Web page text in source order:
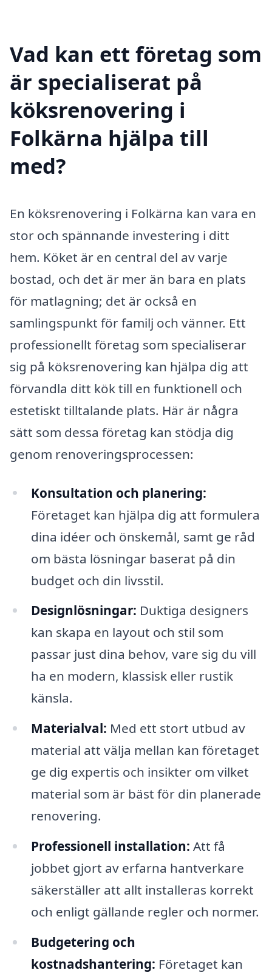
Vad kan ett företag som
är specialiserat på
köksrenovering i
Folkärna hjälpa till
med?
En köksrenovering i Folkärna kan vara en
stor och spännande investering i ditt
hem. Köket är en central del av varje
bostad, och det är mer än bara en plats
för matlagning; det är också en
samlingspunkt för familj och vänner. Ett
professionellt företag som specialiserar
sig på köksrenovering kan hjälpa dig att
förvandla ditt kök till en funktionell och
estetiskt tilltalande plats. Här är några
sätt som dessa företag kan stödja dig
genom renoveringsprocessen:
Konsultation och planering:
Företaget kan hjälpa dig att formulera
dina idéer och önskemål, samt ge råd
om bästa lösningar baserat på din
budget och din livsstil.
Designlösningar: Duktiga designers
kan skapa en layout och stil som
passar just dina behov, vare sig du vill
ha en modern, klassisk eller rustik
känsla.
Materialval: Med ett stort utbud av
material att välja mellan kan företaget
ge dig expertis och insikter om vilket
material som är bäst för din planerade
renovering.
Professionell installation: Att få
jobbet gjort av erfarna hantverkare
säkerställer att allt installeras korrekt
och enligt gällande regler och normer.
Budgetering och
kostnadshantering: Företaget kan